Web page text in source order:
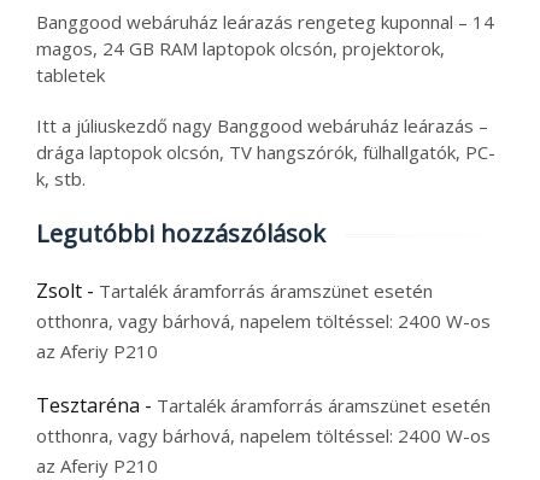
Banggood webáruház leárazás rengeteg kuponnal – 14
magos, 24 GB RAM laptopok olcsón, projektorok,
tabletek
Itt a júliuskezdő nagy Banggood webáruház leárazás –
drága laptopok olcsón, TV hangszórók, fülhallgatók, PC-
k, stb.
Legutóbbi hozzászólások
Zsolt - Tartalék áramforrás áramszünet esetén
otthonra, vagy bárhová, napelem töltéssel: 2400 W-os
az Aferiy P210
Tesztaréna - Tartalék áramforrás áramszünet esetén
otthonra, vagy bárhová, napelem töltéssel: 2400 W-os
az Aferiy P210